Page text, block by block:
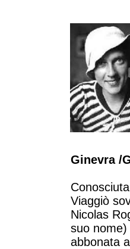
Ginevra /
Viaggiò
Nicolas
suo
abbonata al